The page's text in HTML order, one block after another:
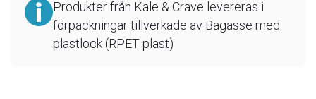
Produkter från Kale & Crave levereras i
förpackningar tillverkade av Bagasse med
plastlock (RPET plast)